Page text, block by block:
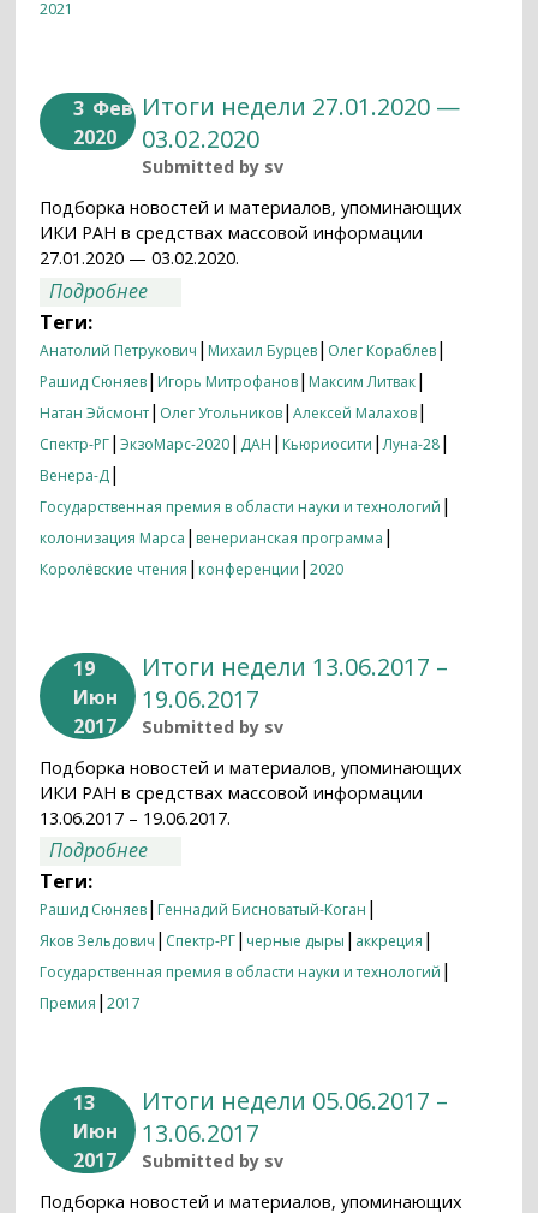
2021
3 Фев
2020
Итоги недели 27.01.2020 —
03.02.2020
Submitted by sv
Подборка новостей и материалов, упоминающих
ИКИ РАН в средствах массовой информации
27.01.2020 — 03.02.2020.
Подробнее
Теги:
Анатолий Петрукович | Михаил Бурцев| Олег Кораблев|
Рашид Сюняев| Игорь Митрофанов| Максим Литвак|
Натан Эйсмонт| Олег Угольников|Алексей Малахов|
Спектр-РГ|ЭкзоМарс-2020| ДАН | Кьюриосити |Луна-28|
Венера-Д|
Государственная премия в области науки и технологий |
колонизация Марса | венерианская программа |
Королёвские чтения | конференции |2020
19
Июн
2017
Итоги недели 13.06.2017 –
19.06.2017
Submitted by sv
Подборка новостей и материалов, упоминающих
ИКИ РАН в средствах массовой информации
13.06.2017 – 19.06.2017.
Подробнее
Теги:
Рашид Сюняев| Геннадий Бисноватый-Коган |
Яков Зельдович | Спектр-РГ| черные дыры | аккреция |
Государственная премия в области науки и технологий |
Премия |2017
13
Июн
2017
Итоги недели 05.06.2017 –
13.06.2017
Submitted by sv
Подборка новостей и материалов, упоминающих